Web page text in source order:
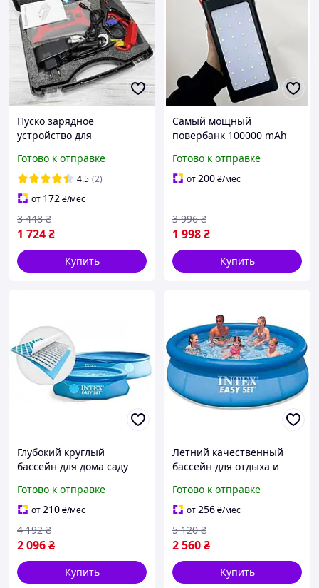
Пуско зарядное
устройство для
пусковой для запуска
авто Пускозарядное
устройство 600А
Готово к отправке
4.5 (2)
от 172₴/мес
1 724₴
3 448 ₴
Купить
Самый мощный
повербанк 100000 mAh
быстрая зарядка батареи
Портативная зарядка
Готово к отправке
от200₴/мес
1 998₴
3 996 ₴
Купить
Глубокий круглый
бассейн для дома саду
Детские бассейны
надувные качественные
по низким
Готово к отправке
от210₴/мес
2 096₴
4 192 ₴
Купить
Летний качественный
бассейн для отдыха и
бассейны intex для дачи
летние надувные
Готово к отправке
от256₴/мес
2 560₴
5 120 ₴
Купить